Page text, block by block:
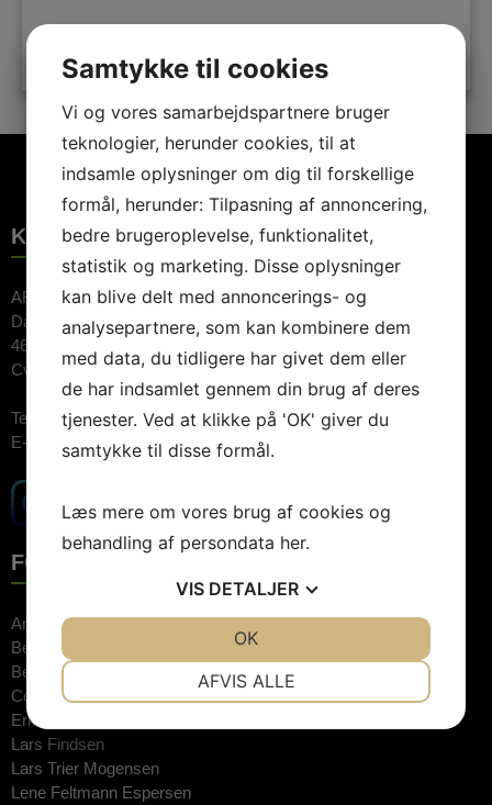
KONTAKTINFORMATION
ARTE Booking ApS
Dalvej 11
4690 Haslev
Cvr.nr: 26744520
Telefon:3848 1400 (09.00-15.00)
E-mail:booking@artebooking.dk
FOREDRAGSHOLDERE
Anne Hjernøe
Bente Klarlund
Bertel Haarder
Connie Hedegaard
Erkan Özden
Lars Findsen
Lars Trier Mogensen
Lene Feltmann Espersen
Samtykke til cookies
Vi og vores samarbejdspartnere bruger
teknologier, herunder cookies, til at
indsamle oplysninger om dig til forskellige
formål, herunder: Tilpasning af annoncering,
bedre brugeroplevelse, funktionalitet,
statistik og marketing. Disse oplysninger
kan blive delt med annoncerings- og
analysepartnere, som kan kombinere dem
med data, du tidligere har givet dem eller
de har indsamlet gennem din brug af deres
tjenester. Ved at klikke på 'OK' giver du
samtykke til disse formål.
Læs mere om vores brug af cookies og
behandling af persondata her.
VIS DETALJER
AFVIS ALLE
OK